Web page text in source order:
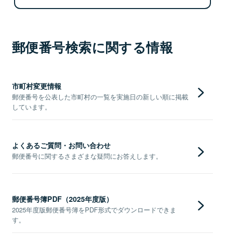
郵便番号検索に関する情報
市町村変更情報
郵便番号を公表した市町村の一覧を実施日の新しい順に掲載
しています。
よくあるご質問・お問い合わせ
郵便番号に関するさまざまな疑問にお答えします。
郵便番号簿PDF（2025年度版）
2025年度版郵便番号簿をPDF形式でダウンロードできま
す。